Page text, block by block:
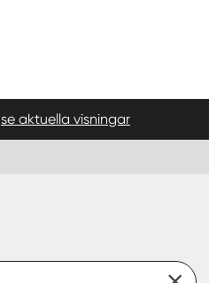
se aktuella visningar